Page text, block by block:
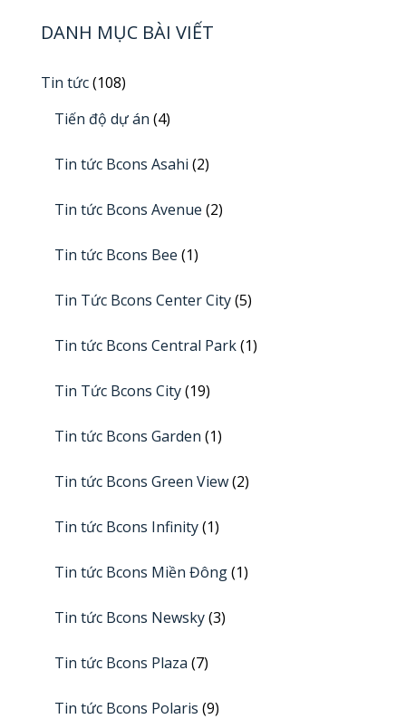
DANH MỤC BÀI VIẾT
Tin tức(108)
Tiến độ dự án (4)
Tin tức Bcons Asahi (2)
Tin tức Bcons Avenue (2)
Tin tức Bcons Bee (1)
Tin Tức Bcons Center City(5)
Tin tức Bcons Central Park(1)
Tin Tức Bcons City(19)
Tin tức Bcons Garden (1)
Tin tức Bcons Green View(2)
Tin tức Bcons Infinity(1)
Tin tức Bcons Miền Đông(1)
Tin tức Bcons Newsky(3)
Tin tức Bcons Plaza (7)
Tin tức Bcons Polaris (9)